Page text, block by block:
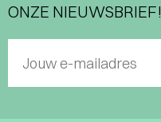
ONZE NIEUWSBRIEF!
Jouw e-mailadres